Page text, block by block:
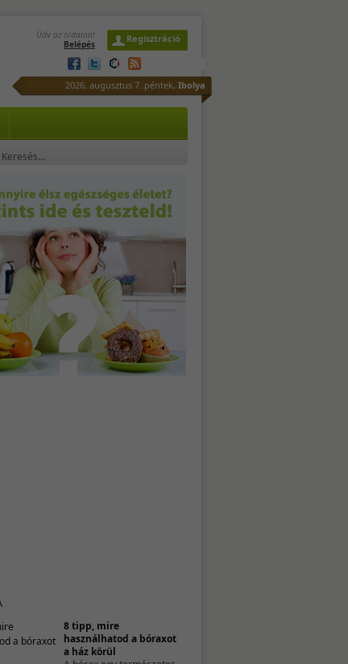
Üdv az oldalon!
Belépés
Regisztráció
2026. augusztus 7. péntek, Ibolya
8 tipp, mire
használhatod a bóraxot
a ház körül